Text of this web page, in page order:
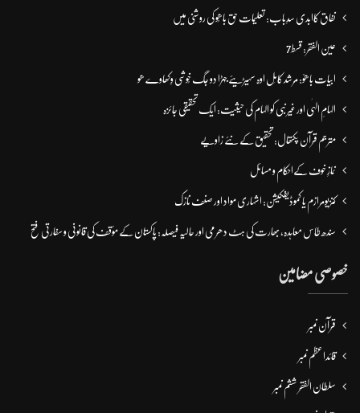
نفاق کاابدی سدِباب: تعلیمات حق باھُو کی روشنی میں
عین الفقر: قسط7
ابیات باھوؒ: مُرشد کامِل اوہ سہیڑیئے جہڑا دو جگ خُوشی وِکھاوے ھو
الہامِ الہٰی اور غیر نبی کو الہام کی حیثیت: ایک تحقیقی جائزہ
مترجم قرآن پکتھال: تحقیق کے نئے زاویے
نمازِ خوف کےاحکام و مسائل
کنزیومرازم یا کموڈیفکیشن: اشہاری مواد اور صنف نازک
سندھ طاس معاہدہ، بھارت کی ہٹ دھرمی اور حالیہ فیصلہ: پاکستان کے مؤقف کی قانونی و سفارتی فتح
خصوصی مضامین
قرآن نمبر
قائداعظم نمبر
سلطان الفقر ششم نمبر